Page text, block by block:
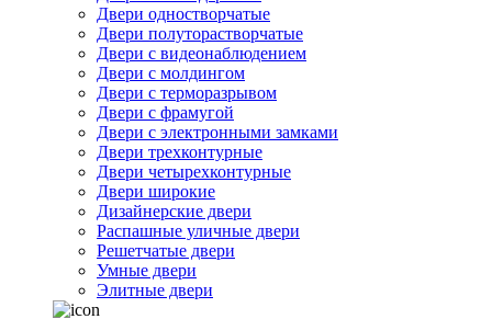
Двери одностворчатые
Двери полуторастворчатые
Двери с видеонаблюдением
Двери с молдингом
Двери с терморазрывом
Двери с фрамугой
Двери с электронными замками
Двери трехконтурные
Двери четырехконтурные
Двери широкие
Дизайнерские двери
Распашные уличные двери
Решетчатые двери
Умные двери
Элитные двери